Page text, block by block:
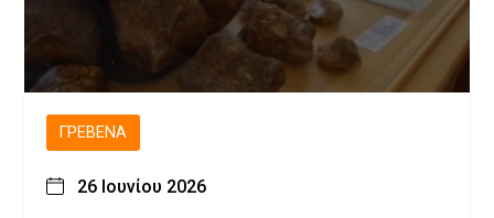
ΓΡΕΒΕΝΆ
26 Ιουνίου 2026